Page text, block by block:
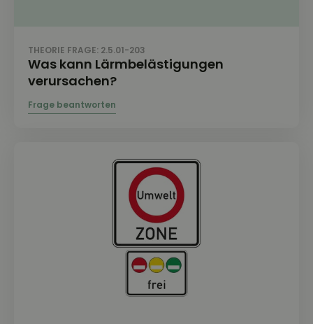
THEORIE FRAGE: 2.5.01-203
Was kann Lärmbelästigungen
verursachen?